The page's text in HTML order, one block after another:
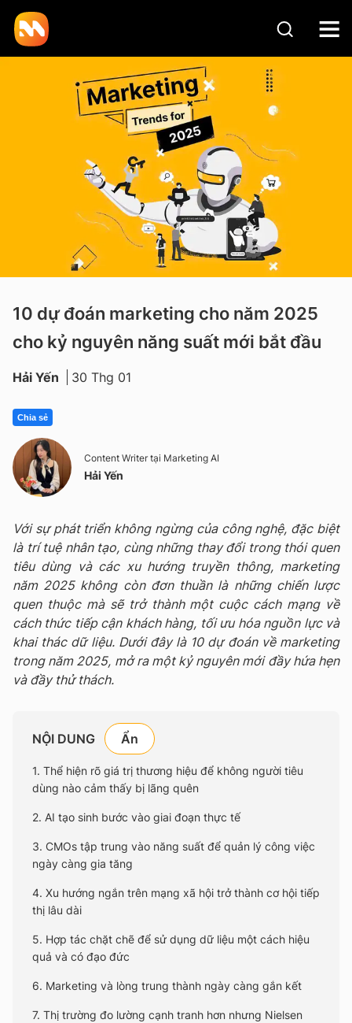
10 dự đoán marketing cho năm 2025
cho kỷ nguyên năng suất mới bắt đầu
Hải Yến 30 Thg 01
Chia sẻ
Content Writer tại Marketing AI
Hải Yến
Với sự phát triển không ngừng của công nghệ, đặc biệt
là trí tuệ nhân tạo, cùng những thay đổi trong thói quen
tiêu dùng và các xu hướng truyền thông, marketing
năm 2025 không còn đơn thuần là những chiến lược
quen thuộc mà sẽ trở thành một cuộc cách mạng về
cách thức tiếp cận khách hàng, tối ưu hóa nguồn lực và
khai thác dữ liệu. Dưới đây là 10 dự đoán về marketing
trong năm 2025, mở ra một kỷ nguyên mới đầy hứa hẹn
và đầy thử thách.
NỘI DUNG
1. Thể hiện rõ giá trị thương hiệu để không người tiêu
dùng nào cảm thấy bị lãng quên
2. AI tạo sinh bước vào giai đoạn thực tế
3. CMOs tập trung vào năng suất để quản lý công việc
ngày càng gia tăng
4. Xu hướng ngắn trên mạng xã hội trở thành cơ hội tiếp
thị lâu dài
5. Hợp tác chặt chẽ để sử dụng dữ liệu một cách hiệu
quả và có đạo đức
6. Marketing và lòng trung thành ngày càng gắn kết
7. Thị trường đo lường cạnh tranh hơn nhưng Nielsen